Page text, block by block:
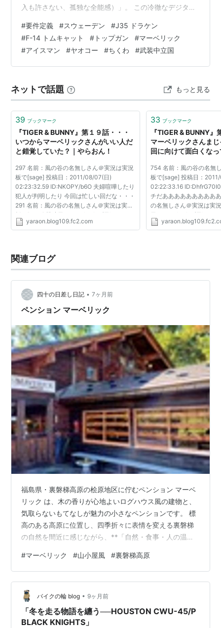
入も許さない、孤独な全能感）」。 この冷徹なデジタル
だが、メインプロセスには常に、上位プロトコル（自社
の社長、元請け、エンドユーザー）からの支離滅裂な割
込みシグナル（追加要件という名の暴力）が濁流となっ
て流れ込んでくる。 （………
#要件定義 #スウェーデン #J35 ドラケン
#F-14 トムキャット # トップガン #マーベリック
#アイスマン #ヤオコー #ちくわ #武装中立国
ネットで話題 もっと見る
39 ブックマーク
『TIGER & BUNNY』第１９話・・・
いつからマーベリックさんがいい人だ
と錯覚していた？｜やらおん！
297 名前：風の谷の名無しさん＠実況は実況
板で[sage] 投稿日：2011/08/07(日)
02:23:32.59 ID:NKOPY/b6O 夫婦喧嘩したり
犯人が判明したり 今回は忙しい回だな・・・
291 名前：風の谷の名無しさん＠実況は実況
板で[sage] 投稿日：2011/08/07(日)
02:23:15.77 ID:W6UJIEd+0 タイガーの乗り
yaraon.blog109.fc2.com
33 ブックマーク
『TIGER & BUNNY
マーベリックさんま
回に向けて面白くな
754 名前：風の谷の名無
板で[sage] 投稿日：
02:22:33.16
チだあああああああああ
の名無しさん＠実況は実
日：2011/08/14(日)
ID:sUF7p/nJ0 これはあ
関連ブログ
四十の日差し日記 • 7ヶ月前
ペンション マーベリック
福島県・裏磐梯高原の桧原地区に佇むペンション マーベ
リック は、木の香りが心地よいログハウス風の建物と、
気取らないもてなしが魅力の小さなペンションです。 標
高のある高原に位置し、四季折々に表情を変える裏磐梯
の自然を間近に感じながら、**「自然・食事・人の温か
満喫できる立地 ペンション マーベリックは、五色沼や桧
原湖をはじめとする裏磐梯の自然スポットに近く、散策
やドライブ、アウトドアを楽しむ拠点として使いやすい
場所にあります。 春〜秋は高原散策や湖畔歩き 夏は涼し
い気候でのんびり滞在 冬は雪景色とウィンタースポーツ
季節ごとに違った裏磐梯…
#マーベリック #山小屋風 #裏磐梯高原
バイクの輪 blog • 9ヶ月前
「冬を走る物語を纏う──HOUSTON CWU-45/P
BLACK KNIGHTS」